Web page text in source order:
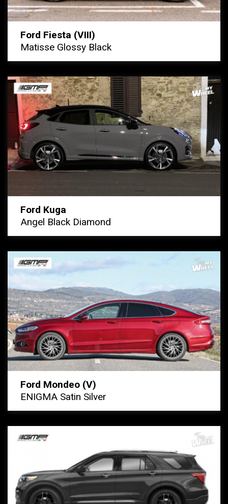
Ford Fiesta (VIII)
Matisse Glossy Black
Ford Kuga
Angel Black Diamond
Ford Mondeo (V)
ENIGMA Satin Silver